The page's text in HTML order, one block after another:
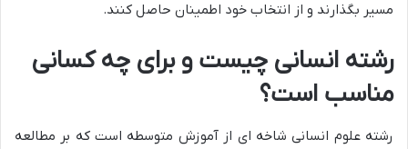
مسیر بگذارند و از انتخاب خود اطمینان حاصل کنند.
رشته انسانی چیست و برای چه کسانی
مناسب است؟
رشته علوم انسانی شاخه ای از آموزش متوسطه است که بر مطالعه